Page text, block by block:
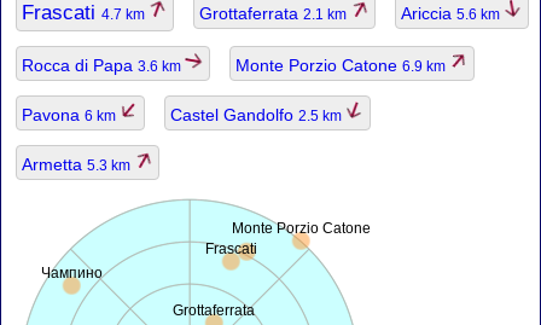
Frascati 4.7 km Grottaferrata 2.1 km Ariccia 5.6 km
Rocca di Papa 3.6 km Monte Porzio Catone 6.9 km
Pavona 6 km Castel Gandolfo 2.5 km
Armetta 5.3 km
Чампино
Frascati
Grottaferrata
Monte Porzio Catone